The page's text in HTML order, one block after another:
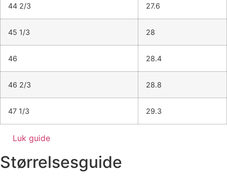
44 2/3 27.6
45 1/3 28
46 28.4
46 2/3 28.8
47 1/3 29.3
Luk guide
Størrelsesguide